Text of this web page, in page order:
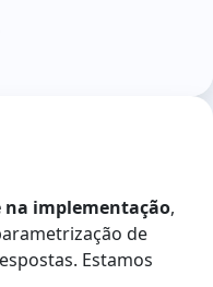
na implementação,
de
Estamos